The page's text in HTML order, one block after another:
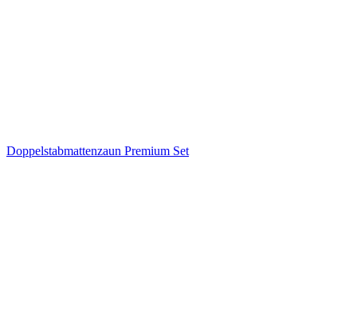
Doppelstabmattenzaun Premium Set